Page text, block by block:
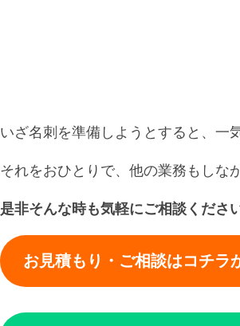
いざ名刺を準備しようとすると、一
それをおひとりで、他の業務もし
是非そんな時も気軽にご相談くださ
お見積もり・ご相談はコチラ